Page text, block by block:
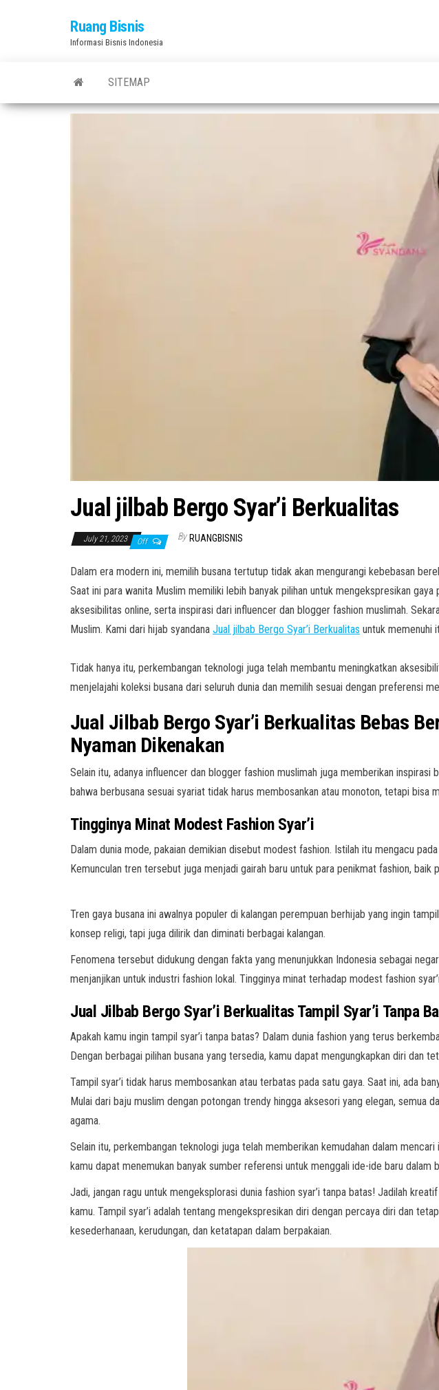
Ruang Bisnis
Informasi Bisnis Indonesia
SITEMAP
Jual jilbab Bergo Syar’i Berkualitas
July 21, 2023 Off By RUANGBISNIS
Dalam era modern ini, memilih busana tertutup tidak akan mengurangi kebebasan
Saat ini para wanita Muslim memiliki lebih banyak pilihan untuk mengekspresikan
aksesibilitas online, serta inspirasi dari influencer dan blogger fashion muslimah.
Muslim. Kami dari hijab syandana Jual jilbab Bergo Syar’i Berkualitas untuk memenuhi
Tidak hanya itu, perkembangan teknologi juga telah membantu meningkatkan
menjelajahi koleksi busana dari seluruh dunia dan memilih sesuai dengan preferensi
Jual Jilbab Bergo Syar’i Berkualitas Bebas
Nyaman Dikenakan
Selain itu, adanya influencer dan blogger fashion muslimah juga memberikan
bahwa berbusana sesuai syariat tidak harus membosankan atau monoton, tetapi bisa
Tingginya Minat Modest Fashion Syar’i
Dalam dunia mode, pakaian demikian disebut modest fashion. Istilah itu mengacu
Kemunculan tren tersebut juga menjadi gairah baru untuk para penikmat fashion, baik
Tren gaya busana ini awalnya populer di kalangan perempuan berhijab yang ingin
konsep religi, tapi juga dilirik dan diminati berbagai kalangan.
Fenomena tersebut didukung dengan fakta yang menunjukkan Indonesia sebagai
menjanjikan untuk industri fashion lokal. Tingginya minat terhadap modest fashion
Jual Jilbab Bergo Syar’i Berkualitas Tampil Syar’i Tanpa
Apakah kamu ingin tampil syar’i tanpa batas? Dalam dunia fashion yang terus
Dengan berbagai pilihan busana yang tersedia, kamu dapat mengungkapkan diri dan
Tampil syar’i tidak harus membosankan atau terbatas pada satu gaya. Saat ini, ada
Mulai dari baju muslim dengan potongan trendy hingga aksesori yang elegan, semua
agama.
Selain itu, perkembangan teknologi juga telah memberikan kemudahan dalam
kamu dapat menemukan banyak sumber referensi untuk menggali ide-ide baru dalam
Jadi, jangan ragu untuk mengeksplorasi dunia fashion syar’i tanpa batas! Jadilah
kamu. Tampil syar’i adalah tentang mengekspresikan diri dengan percaya diri dan
kesederhanaan, kerudungan, dan ketatapan dalam berpakaian.